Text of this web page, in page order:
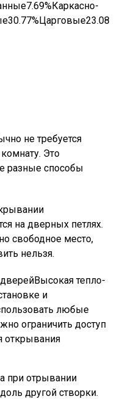
не требуется
Это
разные способы
на дверных петлях.
свободное место,
нельзя.
тепло-
и
любые
ограничить доступ
открывания
при отрывании
другой створки.